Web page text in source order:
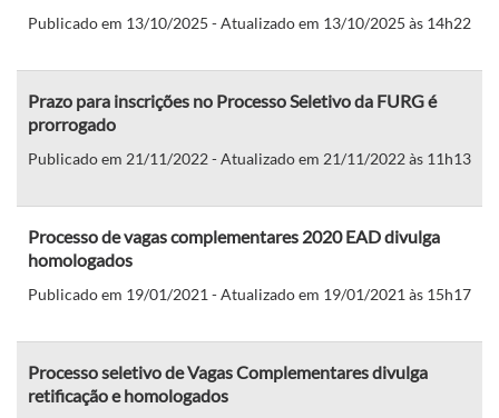
Publicado em 13/10/2025 - Atualizado em 13/10/2025 às 14h22
Prazo para inscrições no Processo Seletivo da FURG é
prorrogado
Publicado em 21/11/2022 - Atualizado em 21/11/2022 às 11h13
Processo de vagas complementares 2020 EAD divulga
homologados
Publicado em 19/01/2021 - Atualizado em 19/01/2021 às 15h17
Processo seletivo de Vagas Complementares divulga
retificação e homologados